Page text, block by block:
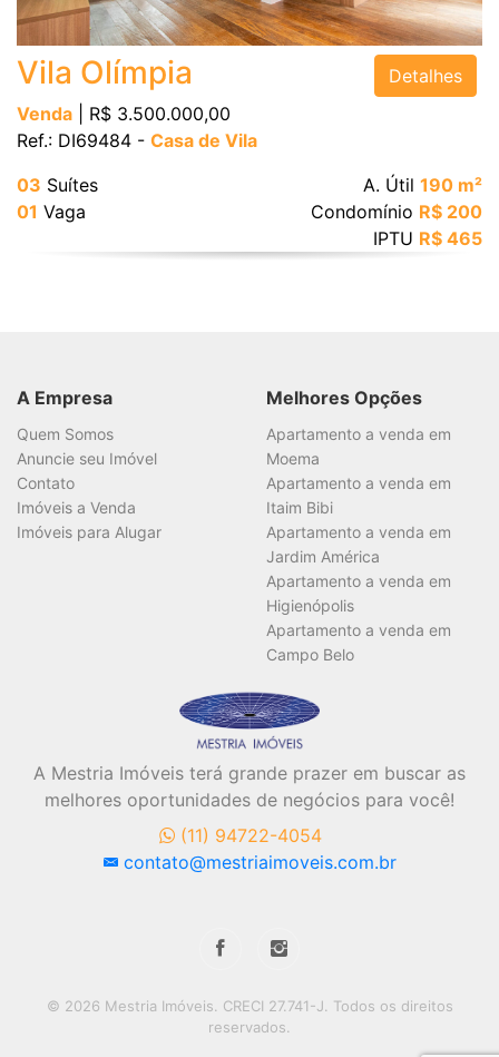
Vila Olímpia
Venda | R$ 3.500.000,00
Ref.: DI69484 - Casa de Vila
Detalhes
03 Suítes
01 Vaga
A. Útil 190 m²
Condomínio R$ 200
IPTU R$ 465
A Empresa
Quem Somos
Anuncie seu Imóvel
Contato
Imóveis a Venda
Imóveis para Alugar
Melhores Opções
Apartamento a venda em
Moema
Apartamento a venda em
Itaim Bibi
Apartamento a venda em
Jardim América
Apartamento a venda em
Higienópolis
Apartamento a venda em
Campo Belo
A Mestria Imóveis terá grande prazer em buscar as
melhores oportunidades de negócios para você!
(11) 94722-4054
contato@mestriaimoveis.com.br
© 2026 Mestria Imóveis. CRECI 27.741-J. Todos os direitos
reservados.